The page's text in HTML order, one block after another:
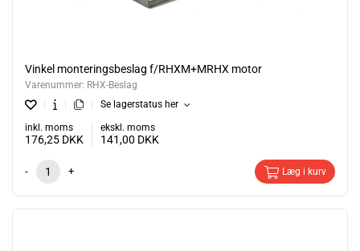
Vinkel monteringsbeslag f/RHXM+MRHX motor
Varenummer: RHX-Beslag
Se lagerstatus her
inkl. moms
176,25 DKK
ekskl. moms
141,00 DKK
- + Læg i kurv